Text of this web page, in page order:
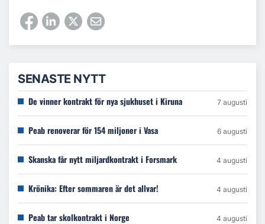
SENASTE NYTT
De vinner kontrakt för nya sjukhuset i Kiruna 7 augusti
Peab renoverar för 154 miljoner i Vasa 6 augusti
Skanska får nytt miljardkontrakt i Forsmark 4 augusti
Krönika: Efter sommaren är det allvar! 4 augusti
Peab tar skolkontrakt i Norge 4 augusti